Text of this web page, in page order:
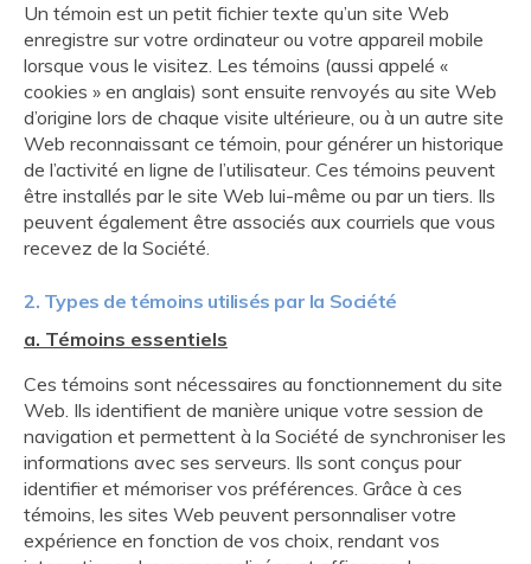
Un témoin est un petit fichier texte qu’un site Web
enregistre sur votre ordinateur ou votre appareil mobile
lorsque vous le visitez. Les témoins (aussi appelé «
cookies » en anglais) sont ensuite renvoyés au site Web
d’origine lors de chaque visite ultérieure, ou à un autre site
Web reconnaissant ce témoin, pour générer un historique
de l’activité en ligne de l’utilisateur. Ces témoins peuvent
être installés par le site Web lui-même ou par un tiers. Ils
peuvent également être associés aux courriels que vous
recevez de la Société.
2. Types de témoins utilisés par la Société
a. Témoins essentiels
Ces témoins sont nécessaires au fonctionnement du site
Web. Ils identifient de manière unique votre session de
navigation et permettent à la Société de synchroniser les
informations avec ses serveurs. Ils sont conçus pour
identifier et mémoriser vos préférences. Grâce à ces
témoins, les sites Web peuvent personnaliser votre
expérience en fonction de vos choix, rendant vos